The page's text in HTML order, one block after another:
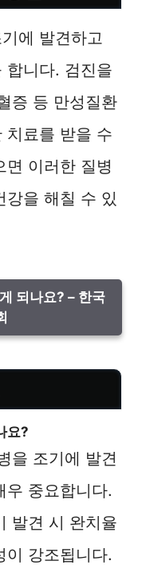
에 발견하고
합니다. 검진을
증 등 만성질환
치료를 받을 수
면 이러한 질병
강을 해칠 수 있
되나요? – 한국
요?
을 조기에 발견
우 중요합니다.
발견 시 완치율
이 강조됩니다.